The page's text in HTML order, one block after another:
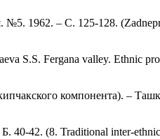
1962. – С. 125-128.
S.S. Fergana valley. Ethnic
компонента). –
40-42. (8. Traditional inter-